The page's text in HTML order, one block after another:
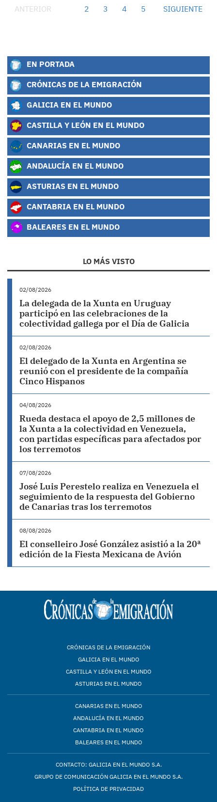
ANTERIOR 2 3 4 5 SIGUIENTE
EN PORTADA
CRÓNICAS DE LA EMIGRACIÓN
GALICIA EN EL MUNDO
CASTILLA Y LEÓN EN EL MUNDO
CANARIAS EN EL MUNDO
ANDALUCÍA EN EL MUNDO
ASTURIAS EN EL MUNDO
CANTABRIA EN EL MUNDO
BALEARES EN EL MUNDO
LO MÁS VISTO
02/08/2026
La delegada de la Xunta en Uruguay
participó en las celebraciones de la
colectividad gallega por el Día de Galicia
02/08/2026
El delegado de la Xunta en Argentina se
reunió con el presidente de la compañía
Cinco Hispanos
04/08/2026
Rueda destaca el apoyo de 2,5 millones de
la Xunta a la colectividad en Venezuela,
con partidas específicas para afectados por
los terremotos
07/08/2026
José Luis Perestelo realiza en Venezuela el
seguimiento de la respuesta del Gobierno
de Canarias tras los terremotos
08/08/2026
El conselleiro José González asistió a la 20ª
edición de la Fiesta Mexicana de Avión
CRÓNICAS DE LA EMIGRACIÓN
GALICIA EN EL MUNDO
CASTILLA Y LEÓN EN EL MUNDO
ASTURIAS EN EL MUNDO
CANARIAS EN EL MUNDO
ANDALUCÍA EN EL MUNDO
CANTABRIA EN EL MUNDO
BALEARES EN EL MUNDO
CONTACTO: GALICIA EN EL MUNDO S.A.
GRUPO DE COMUNICACIÓN GALICIA EN EL MUNDO S.A.
POLÍTICA DE PRIVACIDAD